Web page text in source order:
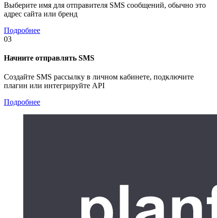
Выберите имя для отправителя SMS сообщений, обычно это
адрес сайта или бренд
Подробнее
03
Начните отправлять SMS
Создайте SMS рассылку в личном кабинете, подключите
плагин или интегрируйте API
Подробнее